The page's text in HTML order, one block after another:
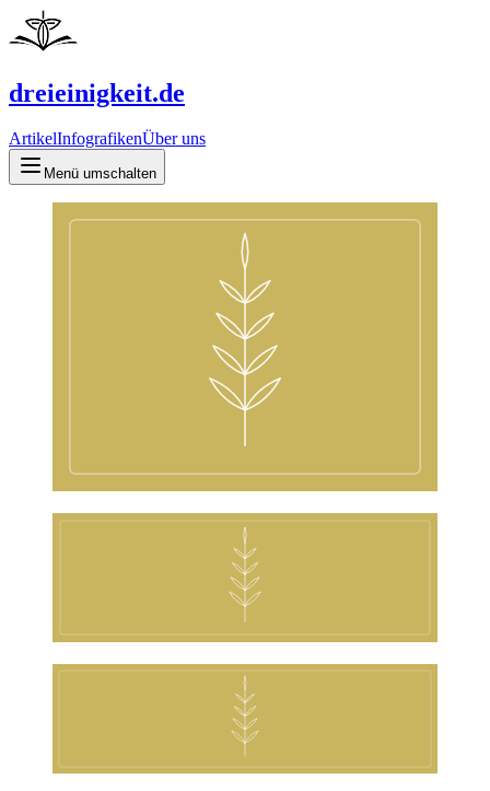
dreieinigkeit.de
ArtikelInfografikenÜber uns
Menü umschalten